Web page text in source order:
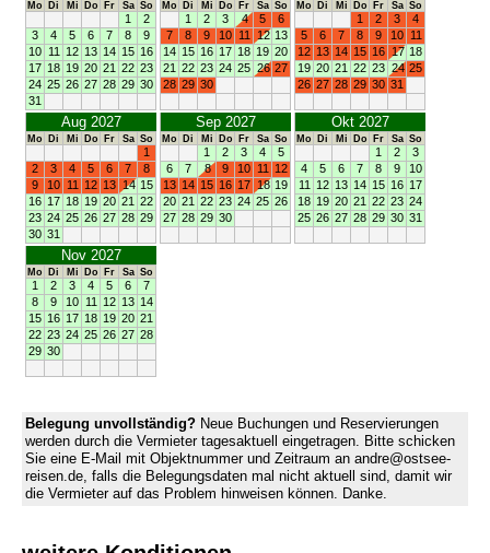
Mo Di Mi Do Fr Sa So
1
2
3
4 5 6 7 8
9
10 11 12 13 14 15 16
17 18 19 20 21 22 23
24 25 26 27 28 29 30
31
Mo Di Mi Do Fr Sa So
1 2 3 4 5
6
7
8 9 10 11 12 13
14 15 16 17 18 19 20
21 22 23 24 25 26 27
28 29 30
Mo Di Mi Do Fr Sa So
1 2 3
4
5
6 7 8 9 10 11
12 13 14 15 16 17 18
19 20 21 22 23 24 25
26 27 28 29 30 31
Aug 2027
Mo Di Mi Do Fr Sa So
1
2
3 4 5 6 7
8
9
10 11 12 13 14 15
16 17 18 19 20 21 22
23 24 25 26 27 28 29
30 31
Sep 2027
Mo Di Mi Do Fr Sa So
1 2 3 4
5
6
7 8 9 10 11 12
13 14 15 16 17 18 19
20 21 22 23 24 25 26
27 28 29 30
Okt 2027
Mo Di Mi Do Fr Sa So
1 2
3
4
5 6 7 8 9
10
11 12 13 14 15 16 17
18 19 20 21 22 23 24
25 26 27 28 29 30 31
Nov 2027
Mo Di Mi Do Fr Sa So
1 2 3 4 5 6
7
8
9 10 11 12 13 14
15 16 17 18 19 20 21
22 23 24 25 26 27 28
29 30
Belegung unvollständig? Neue Buchungen und Reservierungen
werden durch die Vermieter tagesaktuell eingetragen. Bitte schicken
Sie eine E-Mail mit Objektnummer und Zeitraum an andre@ostsee-
reisen.de, falls die Belegungsdaten mal nicht aktuell sind, damit wir
die Vermieter auf das Problem hinweisen können. Danke.